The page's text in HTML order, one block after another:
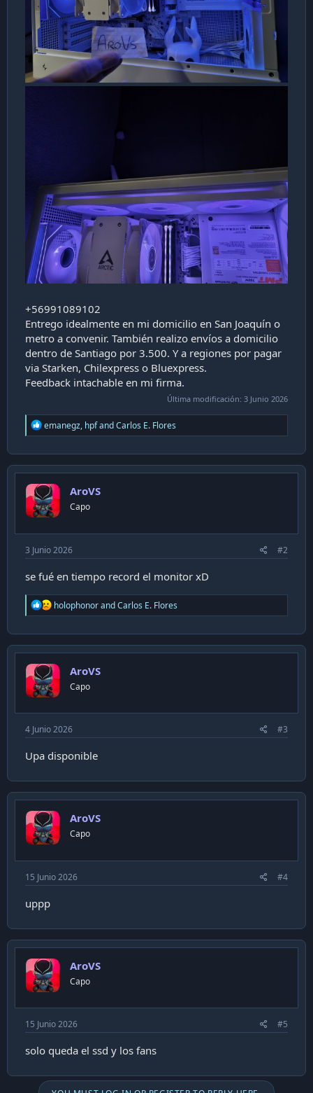
+56991089102
Entrego idealmente en mi domicilio en San Joaquín o
metro a convenir. También realizo envíos a domicilio
dentro de Santiago por 3.500. Y a regiones por pagar
via Starken, Chilexpress o Bluexpress.
Feedback intachable en mi firma.
Última modificación: 3 Junio 2026
R
e
c
t
o
n
s
emanegz, hpfandCarlos E. Flores
AroVS
Capo
3 Junio 2026 #2
se fué en tiempo record el monitor xD
R
e
c
t
o
n
s
holophonorandCarlos E. Flores
AroVS
Capo
4 Junio 2026 #3
Upa disponible
AroVS
Capo
15 Junio 2026 #4
uppp
AroVS
Capo
15 Junio 2026 #5
solo queda el ssd y los fans